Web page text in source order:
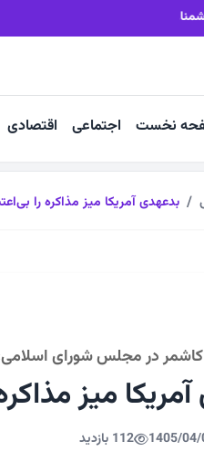
پیشرفت و شکست دشمنان است
نخست اجتماعی اقتصادی
بدعهدی آمریکا میز مذاکره را
کاشمر در مجلس شورای
میز
1405/ 112 بازدید